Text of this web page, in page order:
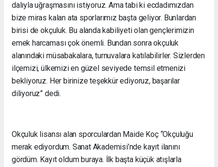
dalıyla uğraşmasını istiyoruz. Ama tabi ki ecdadımızdan
bize miras kalan ata sporlarımız başta geliyor. Bunlardan
birisi de okçuluk. Bu alanda kabiliyeti olan gençlerimizin
emek harcaması çok önemli. Bundan sonra okçuluk
alanındaki müsabakalara, turnuvalara katılabilirler. Sizlerden
ilçemizi, ülkemizi en güzel seviyede temsil etmenizi
bekliyoruz. Her birinize teşekkür ediyoruz, başarılar
diliyoruz” dedi.
Okçuluk lisansı alan sporculardan Maide Koç “Okçuluğu
merak ediyordum. Sanat Akademisi’nde kayıt ilanını
gördüm. Kayıt oldum buraya. İlk başta küçük atışlarla